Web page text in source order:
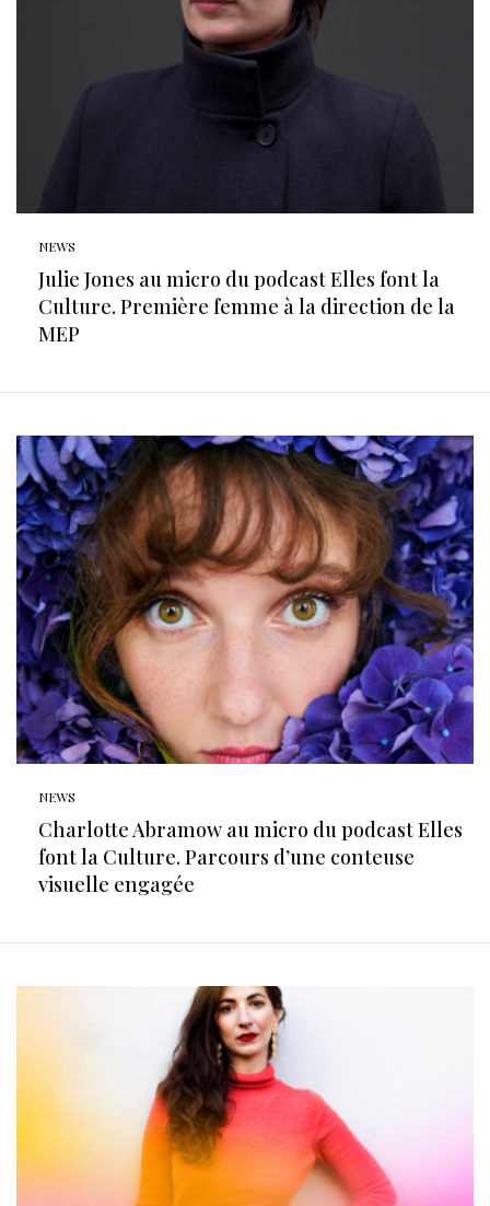
NEWS
Julie Jones au micro du podcast Elles font la
Culture. Première femme à la direction de la
MEP
NEWS
Charlotte Abramow au micro du podcast Elles
font la Culture. Parcours d’une conteuse
visuelle engagée